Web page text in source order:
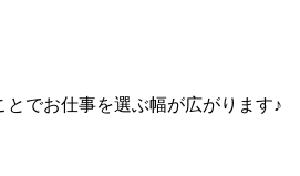
でお仕事を選ぶ幅が広がります♪